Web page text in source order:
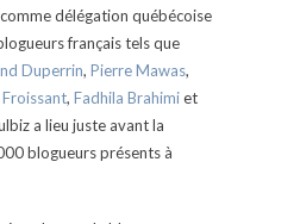
délégation québécoise
français tels que
Duperrin, Pierre Mawas,
Froissant, Fadhila Brahimiet
a lieu juste avant la
blogueurs présents à